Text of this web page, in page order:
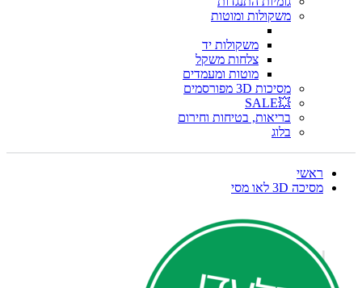
משקולות ומוטות
משקולות יד
צלחות משקל
מוטות ומעמדים
מסיכות 3D מפורסמים
💥SALE
בריאות, בטיחות וחירום
בלוג
ראשי
מסיכה 3D לאו מסי